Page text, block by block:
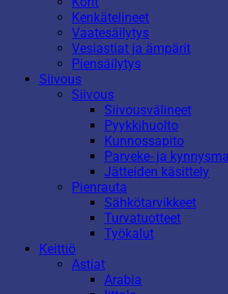
Kenkätelineet
Vaatesäilytys
Vesiastiat ja ämpärit
Piensäilytys
Siivous
Siivous
Siivousvälineet
Pyykkihuolto
Kunnossapito
Parveke- ja
Jätteiden käsittely
Pienrauta
Sähkötarvikkeet
Turvatuotteet
Työkalut
Keittiö
Astiat
Arabia